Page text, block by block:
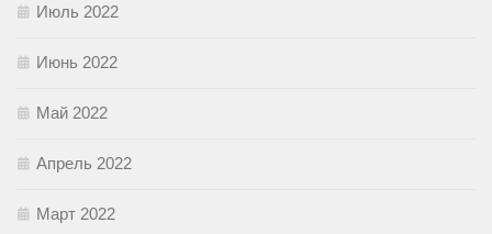
Июль 2022
Июнь 2022
Май 2022
Апрель 2022
Март 2022